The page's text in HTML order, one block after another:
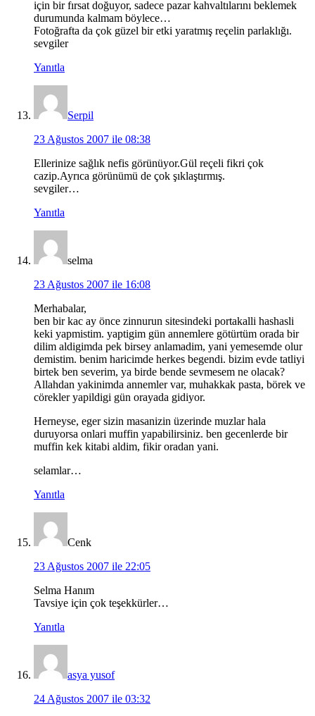
için bir fırsat doğuyor, sadece pazar kahvaltılarını beklemek
durumunda kalmam böylece…
Fotoğrafta da çok güzel bir etki yaratmış reçelin parlaklığı.
sevgiler
Yanıtla
Serpil
23 Ağustos 2007 ile 08:38
Ellerinize sağlık nefis görünüyor.Gül reçeli fikri çok
cazip.Ayrıca görünümü de çok şıklaştırmış.
sevgiler…
Yanıtla
selma
23 Ağustos 2007 ile 16:08
Merhabalar,
ben bir kac ay önce zinnurun sitesindeki portakalli hashasli
keki yapmistim. yaptigim gün annemlere götürtüm orada bir
dilim aldigimda pek birsey anlamadim, yani yemesemde olur
demistim. benim haricimde herkes begendi. bizim evde tatliyi
birtek ben severim, ya birde bende sevmesem ne olacak?
Allahdan yakinimda annemler var, muhakkak pasta, börek ve
cörekler yapildigi gün orayada gidiyor.
Herneyse, eger sizin masanizin üzerinde muzlar hala
duruyorsa onlari muffin yapabilirsiniz. ben gecenlerde bir
muffin kek kitabi aldim, fikir oradan yani.
selamlar…
Yanıtla
Cenk
23 Ağustos 2007 ile 22:05
Selma Hanım
Tavsiye için çok teşekkürler…
Yanıtla
asya yusof
24 Ağustos 2007 ile 03:32